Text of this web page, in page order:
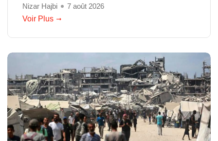
Nizar Hajbi
7 août 2026
Voir Plus